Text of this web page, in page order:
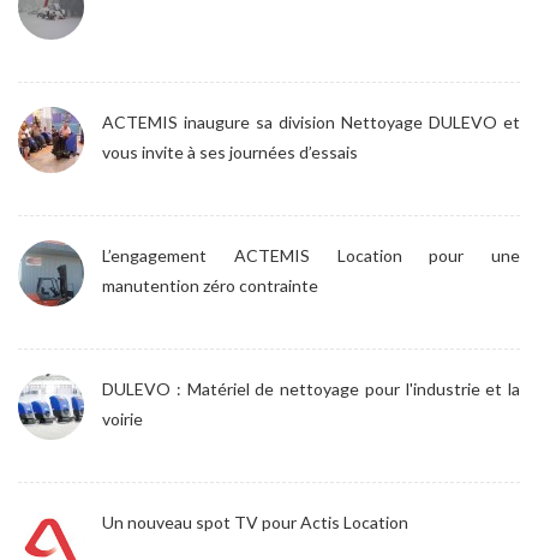
ACTEMIS inaugure sa division Nettoyage DULEVO et
vous invite à ses journées d’essais
L’engagement ACTEMIS Location pour une
manutention zéro contrainte
DULEVO : Matériel de nettoyage pour l'industrie et la
voirie
Un nouveau spot TV pour Actis Location